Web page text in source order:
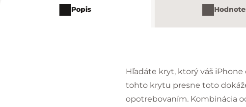
Popis
Hľadáte kryt, ktorý váš
tohto krytu presne toto
opotrebovaním. Kombinácia